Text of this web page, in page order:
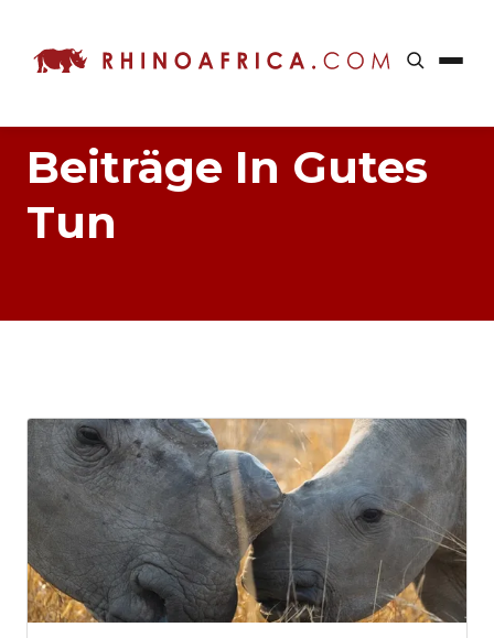
Beiträge In Gutes
Tun